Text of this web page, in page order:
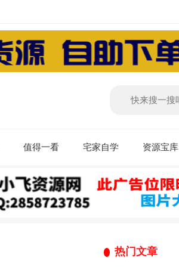
值得一看 宅家自学 资源宝库
热门文章